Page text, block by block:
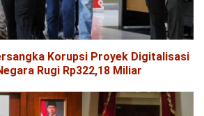
Korupsi Proyek Digitalisasi
Rugi Rp322,18 Miliar